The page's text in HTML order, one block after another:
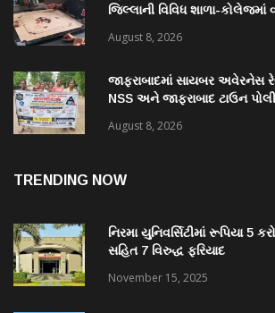
જિલ્લાની વિવિધ શાળા-
August 8, 2026
જાફરાબાદમાં સાયબર અવેરનેસ
NSS અને જાફરાબાદ ટાઉન
August 8, 2026
TRENDING NOW
નિરમા યુનિવર્સિટીમાં રૂપિયા 5
સહિત 7 વિરુદ્ધ ફરિયાદ
November 15, 2025